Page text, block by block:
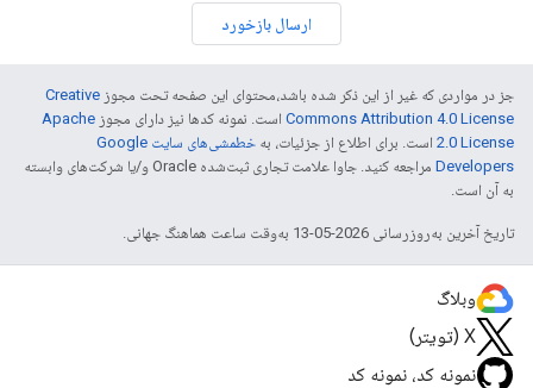
ارسال بازخورد
جز در مواردی که غیر از این ذکر شده باشد،‌محتوای این صفحه تحت مجوز Creative
Commons Attribution 4.0 License است. نمونه کدها نیز دارای مجوز Apache
2.0 License است. برای اطلاع از جزئیات، به
خطمشی‌های سایت Google
Developers‏
مراجعه کنید. جاوا علامت تجاری ثبت‌شده Oracle و/یا شرکت‌های وابسته
به آن است.
تاریخ آخرین به‌روزرسانی 2026-05-13 به‌وقت ساعت هماهنگ جهانی.
وبلاگ
X (تویتر)
نمونه کد، نمونه کد